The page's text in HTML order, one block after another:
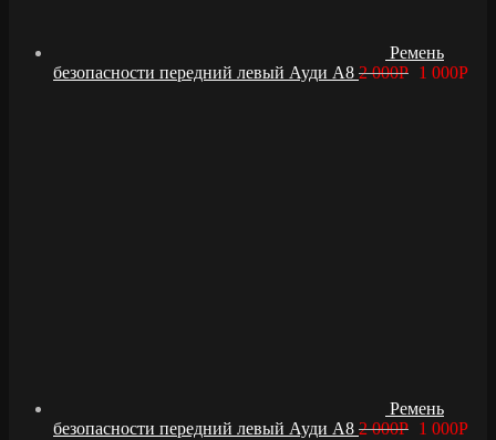
Ремень
безопасности передний левый Ауди А8 2 000Р 1 000Р
Ремень
безопасности передний левый Ауди А8 2 000Р 1 000Р